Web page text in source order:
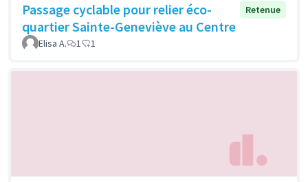
Passage cyclable pour relier éco-
quartier Sainte-Geneviève au Centre
Retenue
Elisa A. 1 1